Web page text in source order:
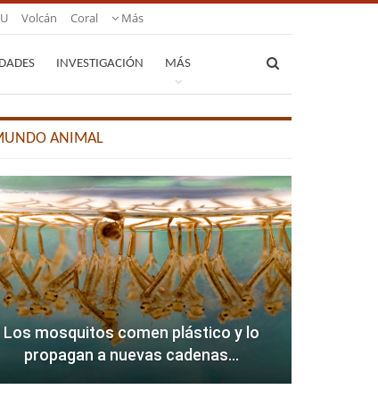
Volcán Coral Más
INVESTIGACIÓN MÁS
ANIMAL
Los mosquitos comen plástico y lo
propagan a nuevas cadenas…